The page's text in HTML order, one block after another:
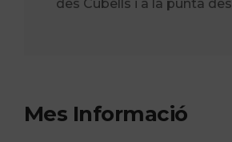
des Cubells i a la punta
Mes Informació